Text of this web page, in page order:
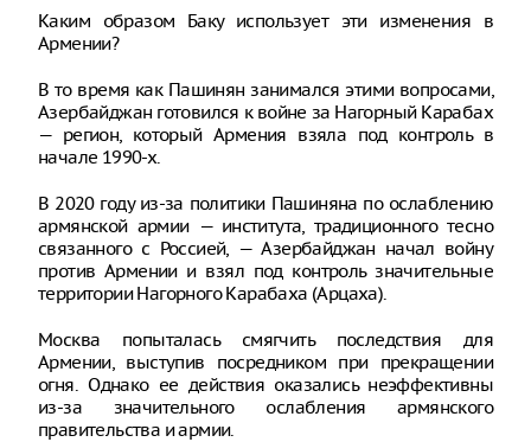
Каким образом Баку использует эти изменения в
Армении?
В то время как Пашинян занимался этими вопросами,
Азербайджан готовился к войне за Нагорный Карабах
— регион, который Армения взяла под контроль в
начале 1990-х.
В 2020 году из-за политики Пашиняна по ослаблению
армянской армии — института, традиционного тесно
связанного с Россией, — Азербайджан начал войну
против Армении и взял под контроль значительные
территории Нагорного Карабаха (Арцаха).
Москва попыталась смягчить последствия для
Армении, выступив посредником при прекращении
огня. Однако ее действия оказались неэффективны
из-за значительного ослабления армянского
правительства и армии.